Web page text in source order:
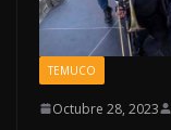
TEMUCO
Octubre 28, 2023